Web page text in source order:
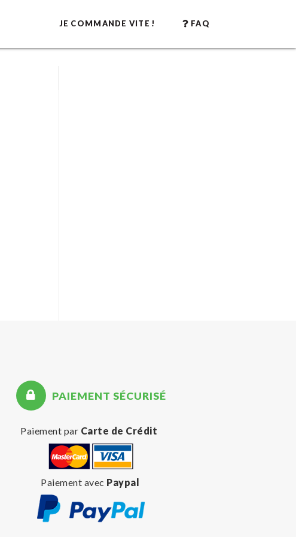
JE COMMANDE VITE ! FAQ
PAIEMENT SÉCURISÉ
Paiement par Carte de Crédit
Paiement avec Paypal